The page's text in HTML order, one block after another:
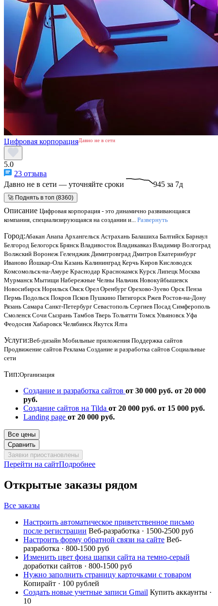
Цифровая корпорацияДавно не в сети
5.0
23 отзыва
Давно не в сети — уточняйте сроки
945 за 7д
🚀 Поднять в топ (8360)
Описание Цифровая корпорация - это динамично развивающаяся
компания, специализирующаяся на создании и... Развернуть
Город:Абакан Анапа Архангельск Астрахань Балашиха Балтийск Барнаул
Белгород Белогорск Брянск Владивосток Владикавказ Владимир Волгоград
Волжский Воронеж Геленджик Димитровград Дмитров Екатеринбург
Иваново Йошкар-Ола Казань Калининград Керчь Киров Кисловодск
Комсомольск-на-Амуре Краснодар Краснокамск Курск Липецк Москва
Мурманск Мытищи Набережные Челны Нальчик Новокуйбышевск
Новосибирск Норильск Омск Орел Оренбург Орехово-Зуево Орск Пенза
Пермь Подольск Покров Псков Пушкино Пятигорск Ржев Ростов-на-Дону
Рязань Самара Санкт-Петербург Севастополь Сергиев Посад Симферополь
Смоленск Сочи Сызрань Тамбов Тверь Тольятти Томск Ульяновск Уфа
Феодосия Хабаровск Челябинск Якутск Ялта
Услуги:Веб-дизайн Мобильные приложения Поддержка сайтов
Продвижение сайтов Реклама Создание и разработка сайтов Социальные
сети
Тип:Организация
Создание и разработка сайтов от 30 000 руб. от 20 000
руб.
Создание сайтов на Tilda от 20 000 руб. от 15 000 руб.
Landing page от 20 000 руб.
Все цены
Сравнить
Заявки приостановлены
Перейти на сайтПодробнее
Открытые заказы рядом
Все заказы
Настроить автоматическое приветственное письмо
после регистрации Веб-разработка · 1500-2500 руб
Настроить форму обратной связи на сайте Веб-
разработка · 800-1500 руб
Изменить цвет фона шапки сайта на темно-серый
доработки сайтов · 800-1500 руб
Нужно заполнить страницу карточками с товаром
Копирайт · 100 рублей
Создать новые учетные записи Gmail Купить аккаунты ·
10